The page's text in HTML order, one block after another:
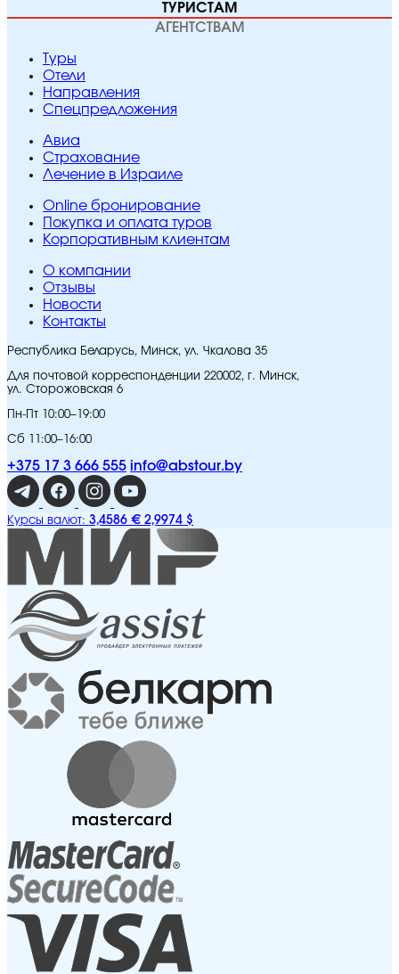
ТУРИСТАМ
АГЕНТСТВАМ
Туры
Отели
Направления
Спецпредложения
Авиа
Страхование
Лечение в Израиле
Online бронирование
Покупка и оплата туров
Корпоративным клиентам
O компании
Отзывы
Новости
Контакты
Республика Беларусь, Минск, ул. Чкалова 35
Для почтовой корреспонденции 220002, г. Минск,
ул. Сторожовская 6
Пн-Пт 10:00–19:00
Сб 11:00–16:00
+375 17 3 666 555 info@abstour.by
Курсы валют: 3,4586 € 2,9974 $